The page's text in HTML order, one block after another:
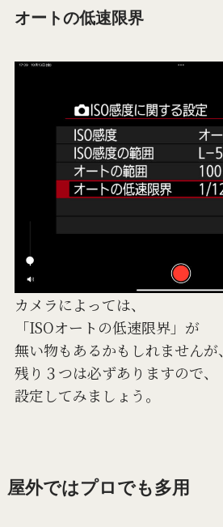
オートの低速限界
カメラによっては、
「ISOオートの低速限界」が
無い物もあるかもしれませんが、
残り３つは必ずありますので、
設定してみましょう。
屋外ではプロでも多用